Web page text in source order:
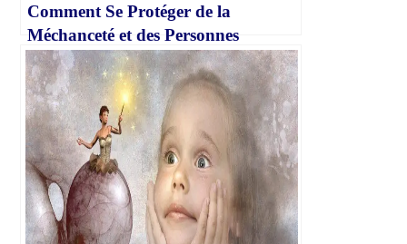
Comment Se Protéger de la
Méchanceté et des Personnes
Toxiques